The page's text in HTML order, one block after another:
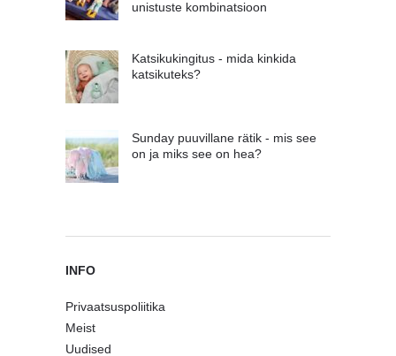
unistuste kombinatsioon
Katsikukingitus - mida kinkida
katsikuteks?
Sunday puuvillane rätik - mis see
on ja miks see on hea?
INFO
Privaatsuspoliitika
Meist
Uudised